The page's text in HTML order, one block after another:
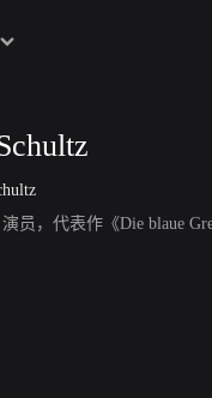
演员，代表作《Die blaue